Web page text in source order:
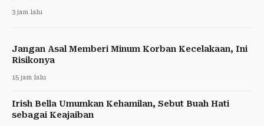
3 jam lalu
Jangan Asal Memberi Minum Korban Kecelakaan, Ini
Risikonya
15 jam lalu
Irish Bella Umumkan Kehamilan, Sebut Buah Hati
sebagai Keajaiban